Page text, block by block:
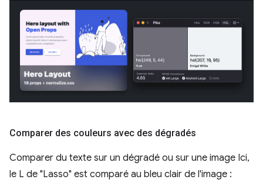
Comparer des couleurs avec des dégradés
Comparer du texte sur un dégradé ou sur une image Ici,
le L de "Lasso" est comparé au bleu clair de l'image :